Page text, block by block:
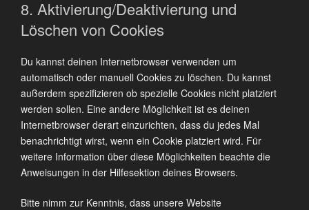
8. Aktivierung/Deaktivierung und
Löschen von Cookies
Du kannst deinen Internetbrowser verwenden um
automatisch oder manuell Cookies zu löschen. Du kannst
außerdem spezifizieren ob spezielle Cookies nicht platziert
werden sollen. Eine andere Möglichkeit ist es deinen
Internetbrowser derart einzurichten, dass du jedes Mal
benachrichtigt wirst, wenn ein Cookie platziert wird. Für
weitere Information über diese Möglichkeiten beachte die
Anweisungen in der Hilfesektion deines Browsers.
Bitte nimm zur Kenntnis, dass unsere Website